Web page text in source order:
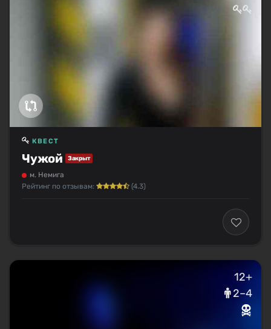
Чужой Закрыт
КВЕСТ
м. Немига
Рейтинг по отзывам:
(4.3)
12+
2–4